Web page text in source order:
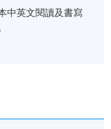
中英文閱讀及書寫